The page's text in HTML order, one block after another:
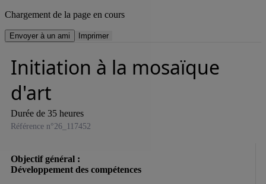
Chargement de la page en cours
Envoyer à un ami Imprimer
Initiation à la mosaïque
d'art
Durée de 35 heures
Référence n°26_117452
Objectif général :